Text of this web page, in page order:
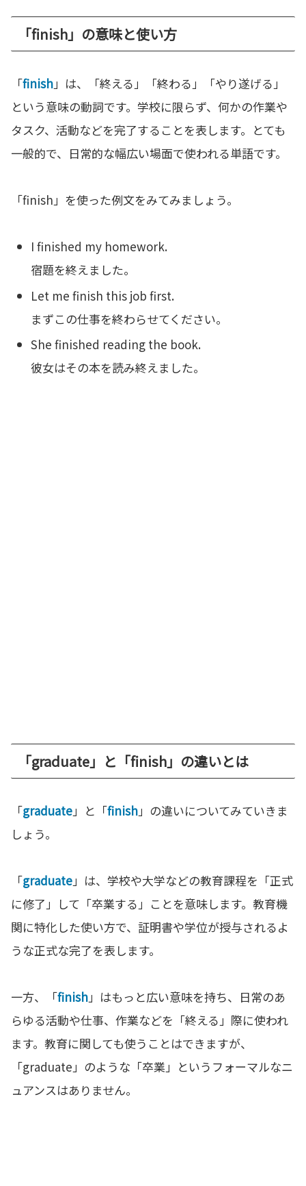
「finish」の意味と使い方
「finish」は、「終える」「終わる」「やり遂げる」
という意味の動詞です。学校に限らず、何かの作業や
タスク、活動などを完了することを表します。とても
一般的で、日常的な幅広い場面で使われる単語です。
「finish」を使った例文をみてみましょう。
I finished my homework.
宿題を終えました。
Let me finish this job first.
まずこの仕事を終わらせてください。
She finished reading the book.
彼女はその本を読み終えました。
「graduate」と「finish」の違いとは
「graduate」と「finish」の違いについてみていきま
しょう。
「graduate」は、学校や大学などの教育課程を「正式
に修了」して「卒業する」ことを意味します。教育機
関に特化した使い方で、証明書や学位が授与されるよ
うな正式な完了を表します。
一方、「finish」はもっと広い意味を持ち、日常のあ
らゆる活動や仕事、作業などを「終える」際に使われ
ます。教育に関しても使うことはできますが、
「graduate」のような「卒業」というフォーマルなニ
ュアンスはありません。